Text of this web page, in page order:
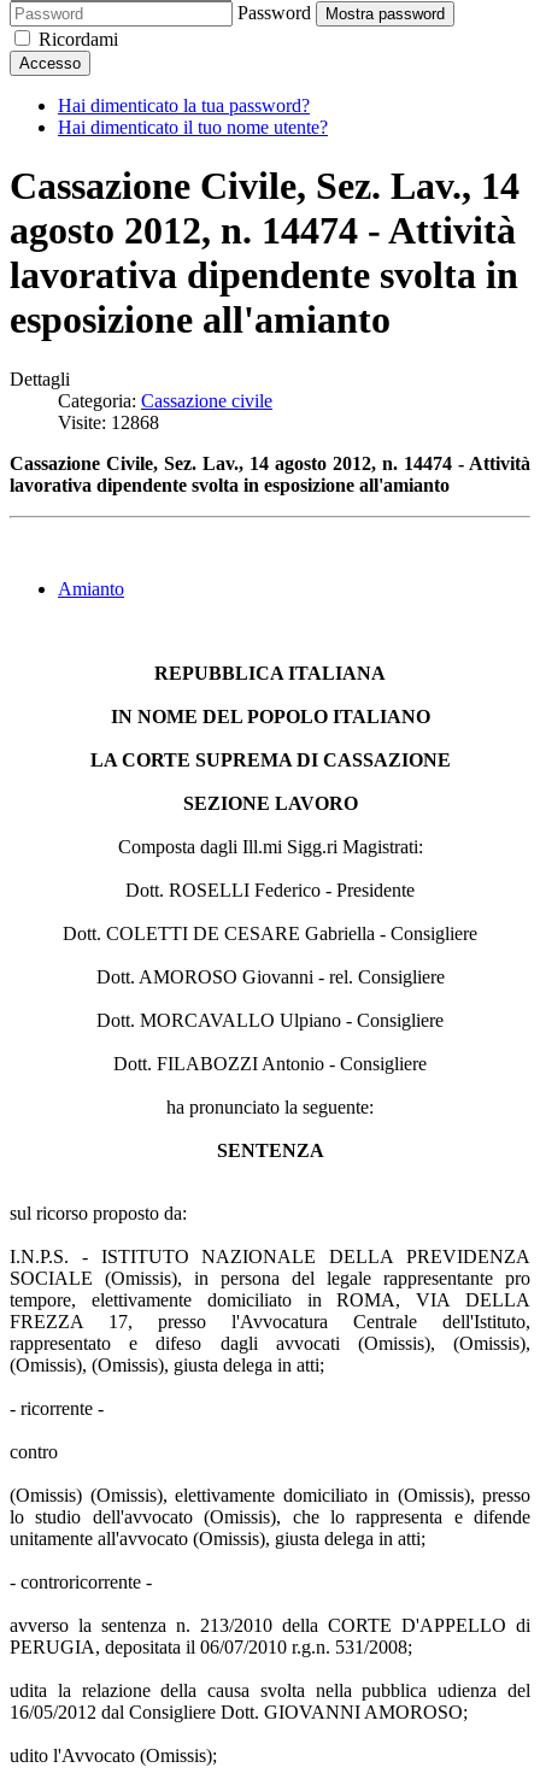
Password
Mostra password
Ricordami
Accesso
Hai dimenticato la tua password?
Hai dimenticato il tuo nome utente?
Cassazione Civile, Sez. Lav., 14
agosto 2012, n. 14474 - Attività
lavorativa dipendente svolta in
esposizione all'amianto
Dettagli
Categoria: Cassazione civile
Visite: 12868
Cassazione Civile, Sez. Lav., 14 agosto 2012, n. 14474 - Attività
lavorativa dipendente svolta in esposizione all'amianto
Amianto
REPUBBLICA ITALIANA
IN NOME DEL POPOLO ITALIANO
LA CORTE SUPREMA DI CASSAZIONE
SEZIONE LAVORO
Composta dagli Ill.mi Sigg.ri Magistrati:
Dott. ROSELLI Federico - Presidente
Dott. COLETTI DE CESARE Gabriella - Consigliere
Dott. AMOROSO Giovanni - rel. Consigliere
Dott. MORCAVALLO Ulpiano - Consigliere
Dott. FILABOZZI Antonio - Consigliere
ha pronunciato la seguente:
SENTENZA
sul ricorso proposto da:
I.N.P.S. - ISTITUTO NAZIONALE DELLA PREVIDENZA
SOCIALE (Omissis), in persona del legale rappresentante pro
tempore, elettivamente domiciliato in ROMA, VIA DELLA
FREZZA 17, presso l'Avvocatura Centrale dell'Istituto,
rappresentato e difeso dagli avvocati (Omissis), (Omissis),
(Omissis), (Omissis), giusta delega in atti;
- ricorrente -
contro
(Omissis) (Omissis), elettivamente domiciliato in (Omissis), presso
lo studio dell'avvocato (Omissis), che lo rappresenta e difende
unitamente all'avvocato (Omissis), giusta delega in atti;
- controricorrente -
avverso la sentenza n. 213/2010 della CORTE D'APPELLO di
PERUGIA, depositata il 06/07/2010 r.g.n. 531/2008;
udita la relazione della causa svolta nella pubblica udienza del
16/05/2012 dal Consigliere Dott. GIOVANNI AMOROSO;
udito l'Avvocato (Omissis);